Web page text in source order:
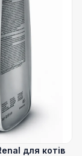
для котів